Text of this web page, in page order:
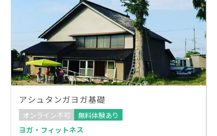
アシュタンガヨガ基礎
オンライン不可
無料体験あり
ヨガ・フィットネス